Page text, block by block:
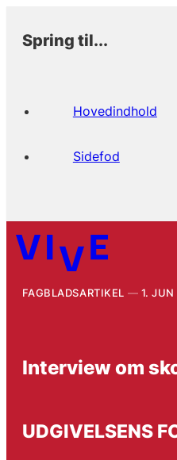
Spring til...
Hovedindhold
Sidefod
FAGBLADSARTIKEL 1.
Interview om
UDGIVELSENS